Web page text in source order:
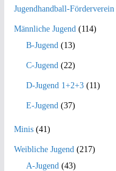
Jugendhandball-Förderverein
Männliche Jugend (114)
B-Jugend (13)
C-Jugend (22)
D-Jugend 1+2+3(11)
E-Jugend (37)
Minis(41)
Weibliche Jugend (217)
A-Jugend (43)